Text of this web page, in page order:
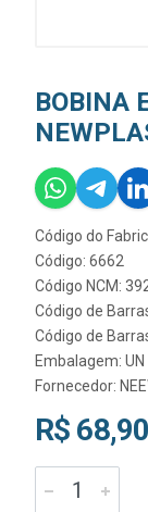
BOBINA
Código do
Código: 6662
Código NCM:
Código de
Código de
Embalagem: UN
Fornecedor:
R$ 68,90